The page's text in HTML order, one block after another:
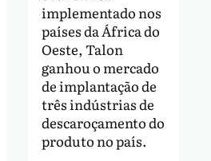
implementado nos
países da África do
Oeste, Talon
ganhou o mercado
de implantação de
três indústrias de
descaroçamento do
produto no país.